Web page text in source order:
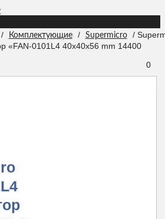
/ Комплектующие / Supermicro
/
«FAN-0101L4 40x40x56 mm 14400
0